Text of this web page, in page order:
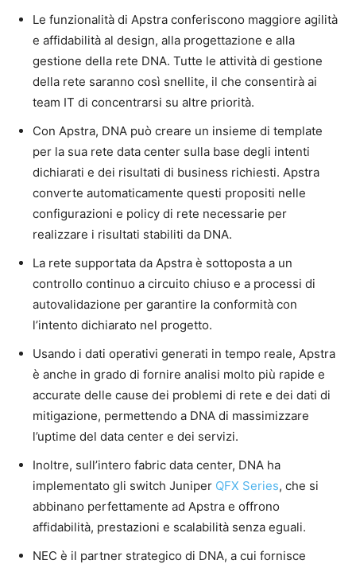
Le funzionalità di Apstra conferiscono maggiore agilità
e affidabilità al design, alla progettazione e alla
gestione della rete DNA. Tutte le attività di gestione
della rete saranno così snellite, il che consentirà ai
team IT di concentrarsi su altre priorità.
Con Apstra, DNA può creare un insieme di template
per la sua rete data center sulla base degli intenti
dichiarati e dei risultati di business richiesti. Apstra
converte automaticamente questi propositi nelle
configurazioni e policy di rete necessarie per
realizzare i risultati stabiliti da DNA.
La rete supportata da Apstra è sottoposta a un
controllo continuo a circuito chiuso e a processi di
autovalidazione per garantire la conformità con
l’intento dichiarato nel progetto.
Usando i dati operativi generati in tempo reale, Apstra
è anche in grado di fornire analisi molto più rapide e
accurate delle cause dei problemi di rete e dei dati di
mitigazione, permettendo a DNA di massimizzare
l’uptime del data center e dei servizi.
Inoltre, sull’intero fabric data center, DNA ha
implementato gli switch Juniper QFX Series, che si
abbinano perfettamente ad Apstra e offrono
affidabilità, prestazioni e scalabilità senza eguali.
NEC è il partner strategico di DNA, a cui fornisce